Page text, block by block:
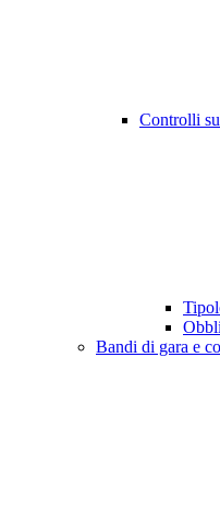
Controlli
Bandi di gara e